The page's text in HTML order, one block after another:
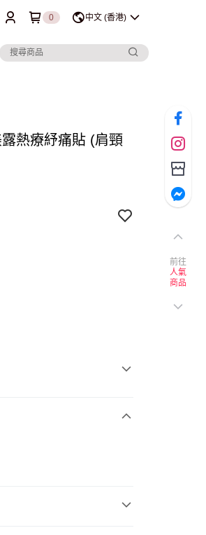
0 中文 (香港)
熱療紓痛貼 (肩頸
前往
人氣
商品